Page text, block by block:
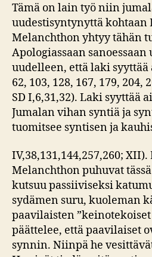
Tämä on lain työ niin
uudestisyntynyttä
Melanchthon yhtyy tähän
Apologiassaan
uudelleen, että laki syyttää
62, 103, 128, 167, 179, 204,
SD I,6,31,32). Laki syyttää
Jumalan vihan syntiä ja
tuomitsee syntisen ja
IV,38,131,144,257,260;
Melanchthon puhuvat
kutsuu passiiviseksi
sydämen suru, kuoleman
paavilaisten
päättelee, että paavilaiset
synnin. Niinpä he